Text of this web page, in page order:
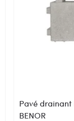
Pavé drainant
BENOR